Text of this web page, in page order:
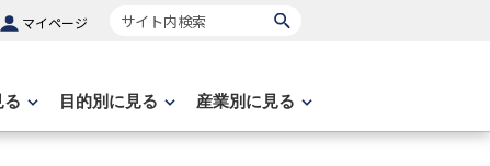
マイページ サイト内検索
る 目的別に見る 産業別に見る